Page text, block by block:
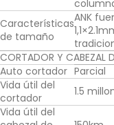
Características
de tamaño
ANK
CORTADOR Y CABEZAL
Auto cortador Parcial
Vida útil del
cortador
1.5
Vida útil del